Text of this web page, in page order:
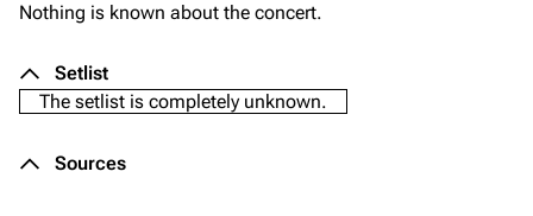
Nothing is known about the concert.
Setlist
The setlist is completely unknown.
Sources